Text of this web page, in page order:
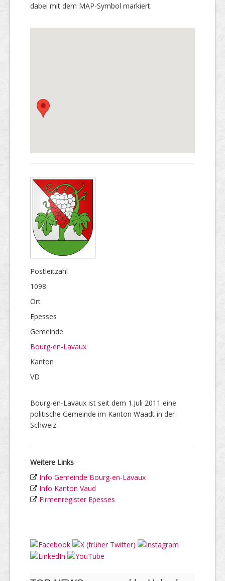
dabei mit dem MAP-Symbol markiert.
Postleitzahl
1098
Ort
Epesses
Gemeinde
Bourg-en-Lavaux
Kanton
VD
Bourg-en-Lavaux ist seit dem 1.Juli 2011 eine
politische Gemeinde im Kanton Waadt in der
Schweiz.
Weitere Links
Info Gemeinde Bourg-en-Lavaux
Info Kanton Vaud
Firmenregister Epesses